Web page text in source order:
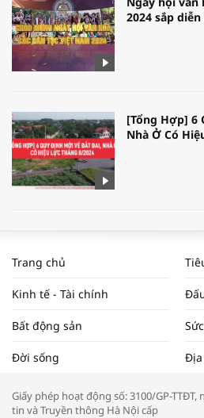
2024 sắp
[Tổng Hợp] 6
Nhà Ở Có
NAM NĂM
ĐẬP THỊ
Tọa đàm
Trang chủ
Kinh tế - Tài chính
Bất động sản
Đời sống
Giấy phép hoạt động số: 3100/GP-TTĐT,
tin và Truyền thông Hà Nội cấp